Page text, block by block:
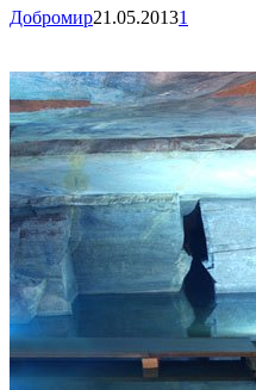
Добромир21.05.20131